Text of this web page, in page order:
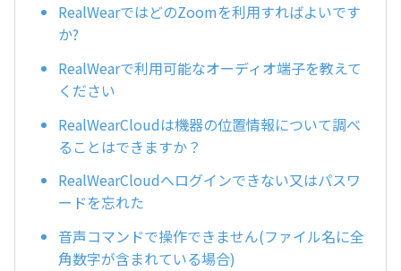
RealWearではどのZoomを利用すればよいです
か?
RealWearで利用可能なオーディオ端子を教えて
ください
RealWearCloudは機器の位置情報について調べ
ることはできますか？
RealWearCloudへログインできない又はパスワ
ードを忘れた
音声コマンドで操作できません(ファイル名に全
角数字が含まれている場合)